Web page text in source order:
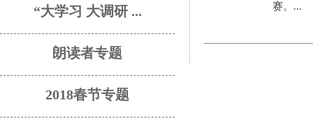
“大学习 大调研 ...
朗读者专题
2018春节专题
赛。...